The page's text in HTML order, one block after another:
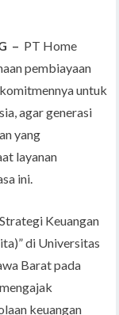
– PT Home
pembiayaan
untuk
agar generasi
yang
layanan
ini.
Keuangan
di Universitas
Barat pada
keuangan